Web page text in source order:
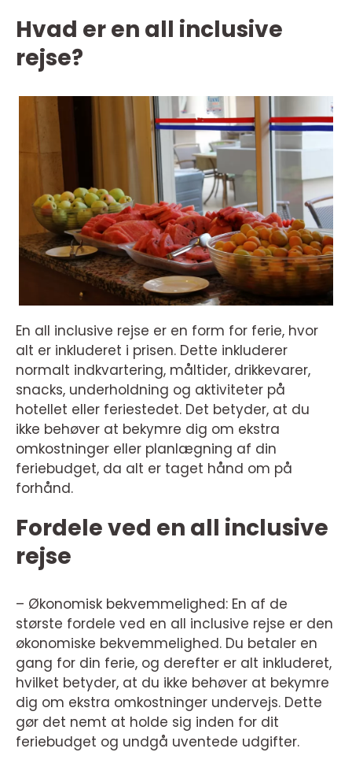
Hvad er en all inclusive
rejse?
En all inclusive rejse er en form for ferie, hvor
alt er inkluderet i prisen. Dette inkluderer
normalt indkvartering, måltider, drikkevarer,
snacks, underholdning og aktiviteter på
hotellet eller feriestedet. Det betyder, at du
ikke behøver at bekymre dig om ekstra
omkostninger eller planlægning af din
feriebudget, da alt er taget hånd om på
forhånd.
Fordele ved en all inclusive
rejse
– Økonomisk bekvemmelighed: En af de
største fordele ved en all inclusive rejse er den
økonomiske bekvemmelighed. Du betaler en
gang for din ferie, og derefter er alt inkluderet,
hvilket betyder, at du ikke behøver at bekymre
dig om ekstra omkostninger undervejs. Dette
gør det nemt at holde sig inden for dit
feriebudget og undgå uventede udgifter.